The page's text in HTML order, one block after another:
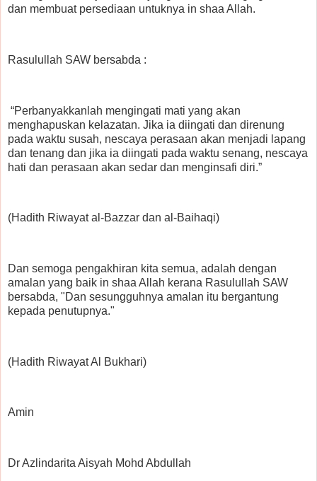
dan membuat persediaan untuknya in shaa Allah.
Rasulullah SAW bersabda :
“Perbanyakkanlah mengingati mati yang akan
menghapuskan kelazatan. Jika ia diingati dan direnung
pada waktu susah, nescaya perasaan akan menjadi lapang
dan tenang dan jika ia diingati pada waktu senang, nescaya
hati dan perasaan akan sedar dan menginsafi diri.”
(Hadith Riwayat al-Bazzar dan al-Baihaqi)
Dan semoga pengakhiran kita semua, adalah dengan
amalan yang baik in shaa Allah kerana Rasulullah SAW
bersabda, "Dan sesungguhnya amalan itu bergantung
kepada penutupnya."
(Hadith Riwayat Al Bukhari)
Amin
Dr Azlindarita Aisyah Mohd Abdullah